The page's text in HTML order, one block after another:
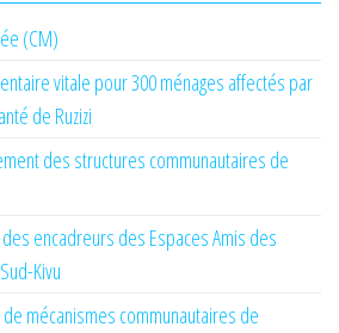
(CM)
vitale pour 300 ménages affectés par
de Ruzizi
des structures communautaires de
encadreurs des Espaces Amis des
Kivu
mécanismes communautaires de